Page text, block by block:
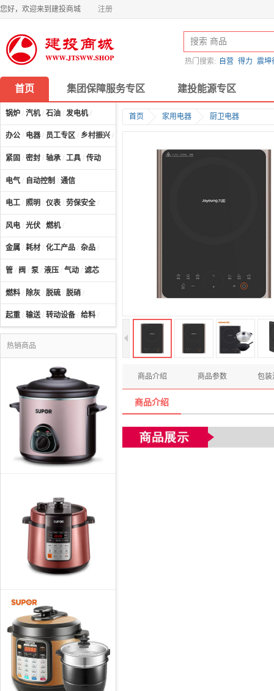
您好，欢迎来到建投商城 注册
热门搜索: 自营 得力 震坤
首页 集团保障服务专区 建投能源专区
锅炉 / 汽机/ 石油 / 发电机/
办公 / 电器 / 员工专区 / 乡村振兴 /
紧固 / 密封 / 轴承 / 工具 / 传动
电气 / 自动控制 / 通信
电工 / 照明 / 仪表 / 劳保安全 /
风电 / 光伏 / 燃机/
金属 / 耗材 / 化工产品 / 杂品 /
管 / 阀 / 泵 / 液压 / 气动 / 滤芯
燃料 / 除灰 / 脱硫 / 脱硝 /
起重 / 输送/ 转动设备 / 给料 /
热销商品
首页 家用电器 厨卫电器
商品介绍 商品参数 包装
商品介绍